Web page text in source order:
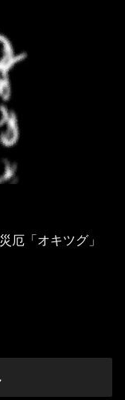
厄「オキツグ」